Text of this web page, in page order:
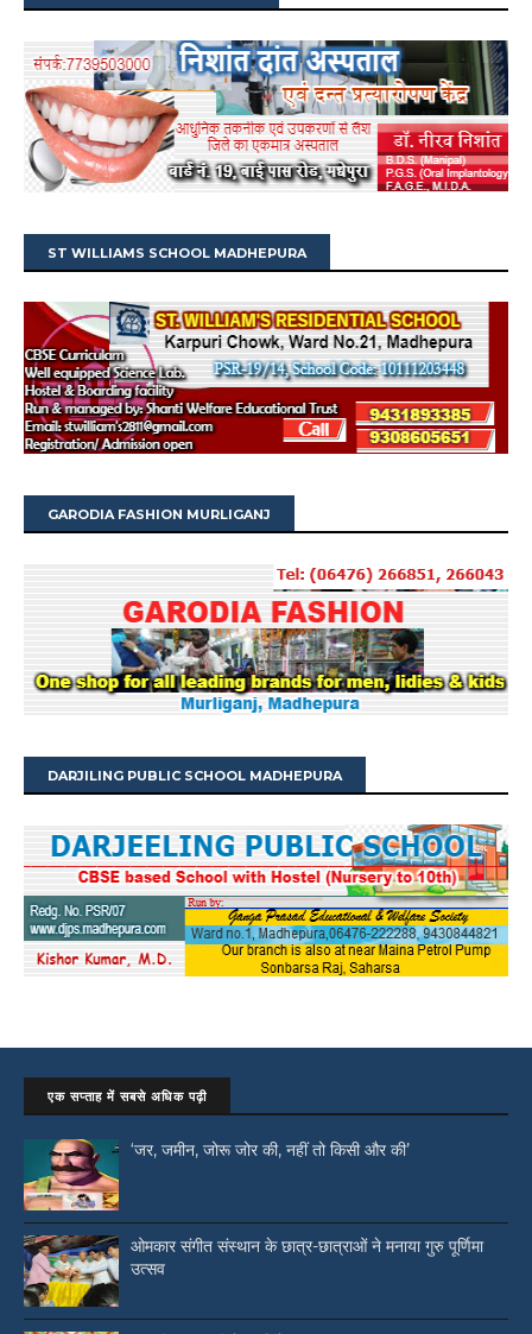
ST WILLIAMS SCHOOL MADHEPURA
GARODIA FASHION MURLIGANJ
DARJILING PUBLIC SCHOOL MADHEPURA
एक सप्ताह में सबसे अधिक पढ़ी
‘जर, जमीन, जोरू जोर की, नहीं तो किसी और की’
ओमकार संगीत संस्थान के छात्र-छात्राओं ने मनाया गुरु पूर्णिमा
उत्सव